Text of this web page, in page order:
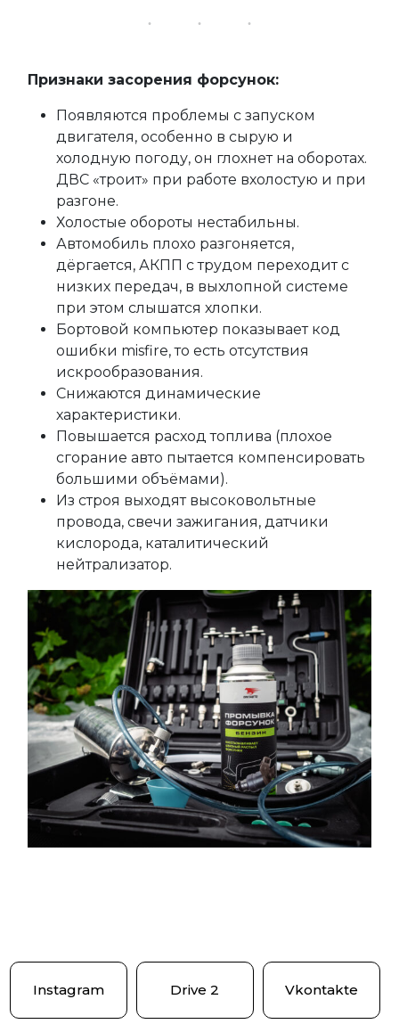
Признаки засорения форсунок:
Появляются проблемы с запуском
двигателя, особенно в сырую и
холодную погоду, он глохнет на оборотах.
ДВС «троит» при работе вхолостую и при
разгоне.
Холостые обороты нестабильны.
Автомобиль плохо разгоняется,
дёргается, АКПП с трудом переходит с
низких передач, в выхлопной системе
при этом слышатся хлопки.
Бортовой компьютер показывает код
ошибки misfire, то есть отсутствия
искрообразования.
Снижаются динамические
характеристики.
Повышается расход топлива (плохое
сгорание авто пытается компенсировать
большими объёмами).
Из строя выходят высоковольтные
провода, свечи зажигания, датчики
кислорода, каталитический
нейтрализатор.
Instagram Drive 2 Vkontakte